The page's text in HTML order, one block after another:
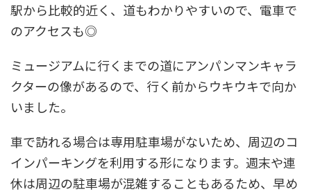
駅から比較的近く、道もわかりやすいので、電車で
のアクセスも◎
ミュージアムに行くまでの道にアンパンマンキャラ
クターの像があるので、行く前からウキウキで向か
いました。
車で訪れる場合は専用駐車場がないため、周辺のコ
インパーキングを利用する形になります。週末や連
休は周辺の駐車場が混雑することもあるため、早め